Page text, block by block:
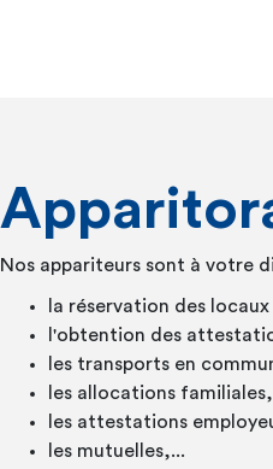
Nos appariteurs sont à votre
la réservation des locaux
l'obtention des
les transports en
les allocations familiales,
les attestations
les mutuelles,...